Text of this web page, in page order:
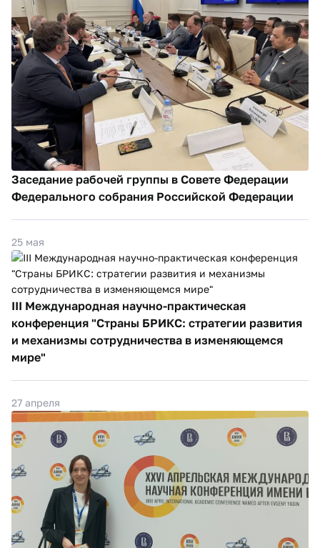
Заседание рабочей группы в Совете Федерации
Федерального собрания Российской Федерации
25 мая
III Международная научно-практическая
конференция "Страны БРИКС: стратегии развития
и механизмы сотрудничества в изменяющемся
мире"
27 апреля